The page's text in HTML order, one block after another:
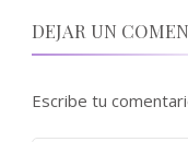
DEJAR UN
Escribe tu